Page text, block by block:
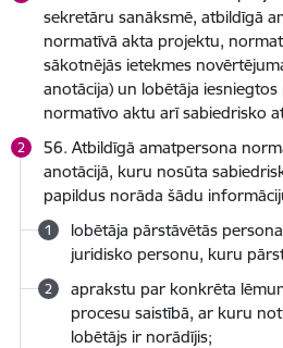
sekretāru sanāksmē, atbildīgā
normatīvā akta projektu,
sākotnējās ietekmes
anotācija) un lobētāja
normatīvo aktu arī sabiedrisko
56. Atbildīgā amatpersona
anotācijā, kuru nosūta
papildus norāda šādu
lobētāja pārstāvētās
juridisko personu, kuru
aprakstu par konkrēta
procesu saistībā, ar kuru
lobētājs ir norādījis;